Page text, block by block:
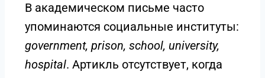
В академическом письме часто
упоминаются социальные институты:
government, prison, school, university,
hospital. Артикль отсутствует, когда